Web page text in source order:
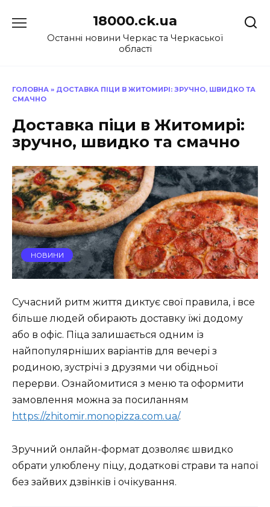
до
18000.ck.ua
Останні новини Черкас та Черкаської
області
ГОЛОВНА » ДОСТАВКА ПІЦИ В ЖИТОМИРІ: ЗРУЧНО, ШВИДКО ТА
СМАЧНО
Доставка піци в Житомирі:
зручно, швидко та смачно
НОВИНИ
Сучасний ритм життя диктує свої правила, і все
більше людей обирають доставку їжі додому
або в офіс. Піца залишається одним із
найпопулярніших варіантів для вечері з
родиною, зустрічі з друзями чи обідньої
перерви. Ознайомитися з меню та оформити
замовлення можна за посиланням
https://zhitomir.monopizza.com.ua/.
Зручний онлайн-формат дозволяє швидко
обрати улюблену піцу, додаткові страви та напої
без зайвих дзвінків і очікування.